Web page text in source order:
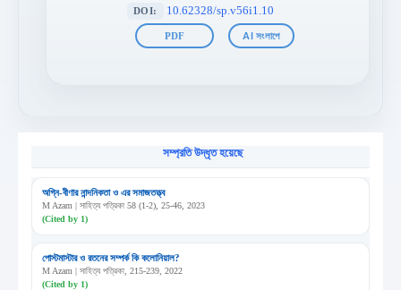
DOI: 10.62328/sp.v56i1.10
PDF AI সংলাপে
সম্প্রতি উদ্ধৃত হয়েছে
অগ্নি-বীণার নান্দনিকতা ও এর সমাজতত্ত্ব
M Azam | সাহিত্য পত্রিকা 58 (1-2), 25-46, 2023
(Cited by 1)
পোস্টমাস্টার ও রতনের সম্পর্ক কি কলোনিয়াল?
M Azam | সাহিত্য পত্রিকা, 215-239, 2022
(Cited by 1)